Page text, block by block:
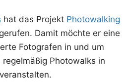
hat das Pro­jekt Pho­to­wal­king
Damit möch­te er eine
Foto­gra­fen in und um
Pho­to­walks in